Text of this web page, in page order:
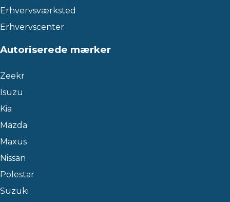
Erhvervsværksted
Erhvervscenter
Autoriserede mærker
Zeekr
Isuzu
Kia
Mazda
Maxus
Nissan
Polestar
Suzuki